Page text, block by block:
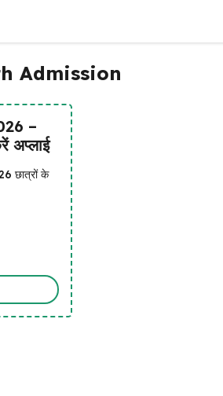
Admission
–
अप्लाई
छात्रों के